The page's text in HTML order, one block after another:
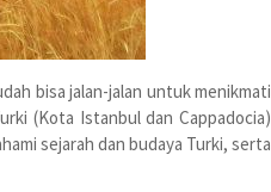
bisa jalan-jalan untuk menikmati
(Kota Istanbul dan Cappadocia)
sejarah dan budaya Turki, serta